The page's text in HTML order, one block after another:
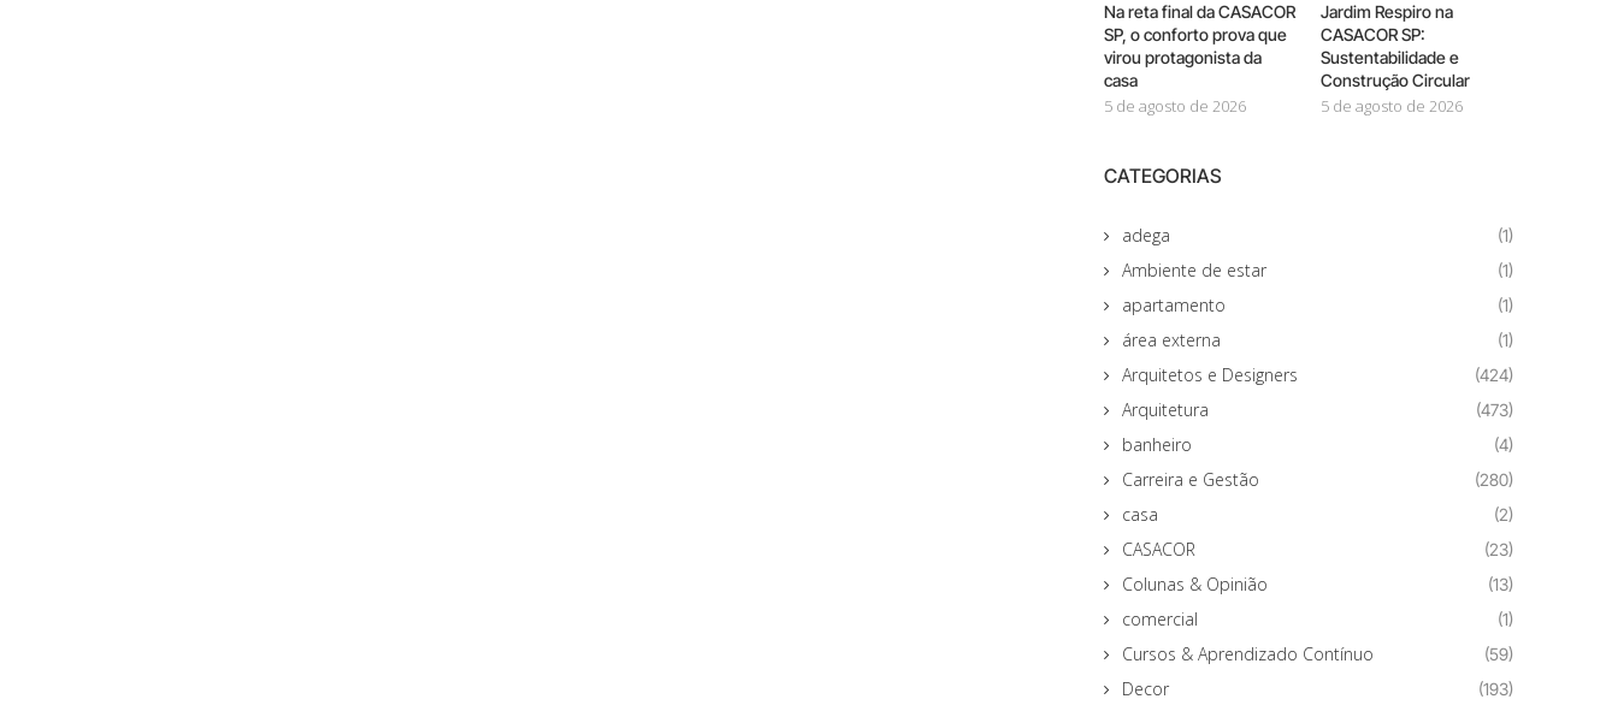
Na reta final da CASACOR
SP, o conforto prova que
virou protagonista da
casa
5 de agosto de 2026
Jardim Respiro na
CASACOR SP:
Sustentabilidade e
Construção Circular
5 de agosto de 2026
CATEGORIAS
adega (1)
Ambiente de estar (1)
apartamento (1)
área externa (1)
Arquitetos e Designers (424)
Arquitetura (473)
banheiro (4)
Carreira e Gestão (280)
casa (2)
CASACOR (23)
Colunas & Opinião (13)
comercial (1)
Cursos & Aprendizado Contínuo (59)
Decor (193)